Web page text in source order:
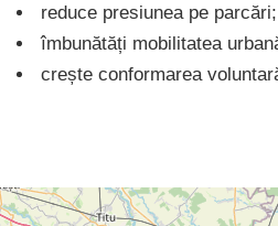
reduce presiunea pe parcări;
îmbunătăți mobilitatea
crește conformarea